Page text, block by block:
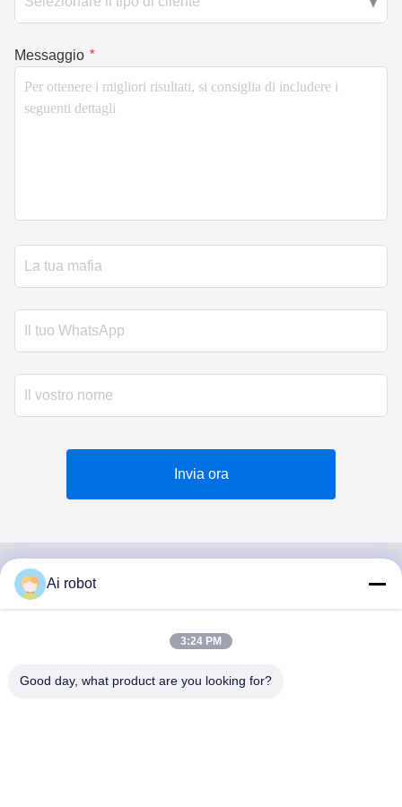
Messaggio *
Invia ora
VIVI DENTAI
LABORATORY
Ai robot
3:24 PM
Good day, what product are you looking for?